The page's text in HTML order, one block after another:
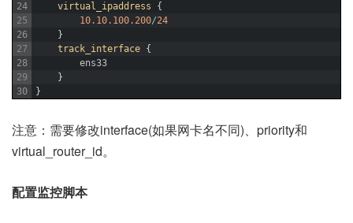
24
25
26
27
28
29
30
virtual_ipaddress
{
10.10.100.200/24
}
track_interface {
ens33
}
}
注意：需要修改interface(如果网卡名不同)、priority和
virtual_router_id。
配置监控脚本